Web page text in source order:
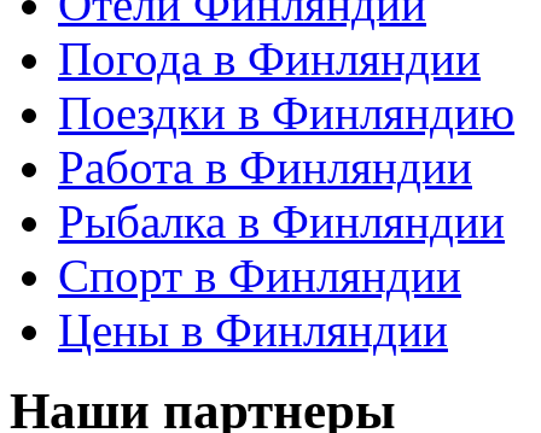
Погода в Финляндии
Поездки в Финляндию
Работа в Финляндии
Рыбалка в Финляндии
Спорт в Финляндии
Цены в Финляндии
Наши партнеры